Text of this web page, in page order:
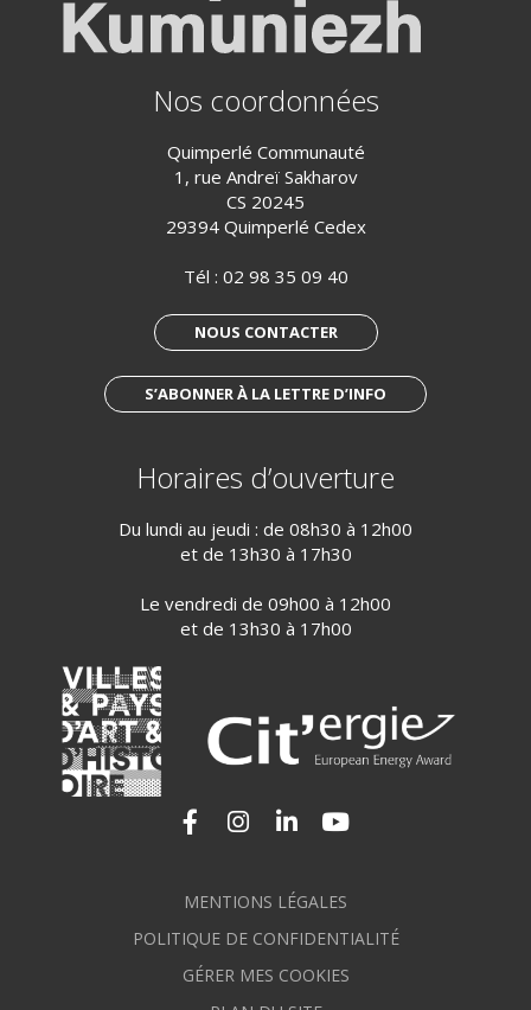
Nos coordonnées
Quimperlé Communauté
1, rue Andreï Sakharov
CS 20245
29394 Quimperlé Cedex
Tél : 02 98 35 09 40
NOUS CONTACTER
S’ABONNER À LA LETTRE D’INFO
Horaires d’ouverture
Du lundi au jeudi : de 08h30 à 12h00
et de 13h30 à 17h30
Le vendredi de 09h00 à 12h00
et de 13h30 à 17h00
Lien vers le compte Facebook
Lien vers le compte Instagram
Lien vers le compte
MENTIONS LÉGALES
POLITIQUE DE CONFIDENTIALITÉ
GÉRER MES COOKIES